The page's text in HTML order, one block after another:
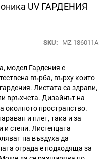
UV ГАРДЕНИЯ
SKU MZ 186011A
модел Гардения е
върба, върху които
Листата са здрави,
връхчета. Дизайнът на
околното пространство.
и плет, така и за
и стени. Листенцата
на въздуха да
ограда е подходяща за